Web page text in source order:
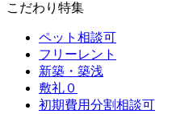
こだわり特集
ペット相談可
フリーレント
新築・築浅
敷礼０
初期費用分割相談可